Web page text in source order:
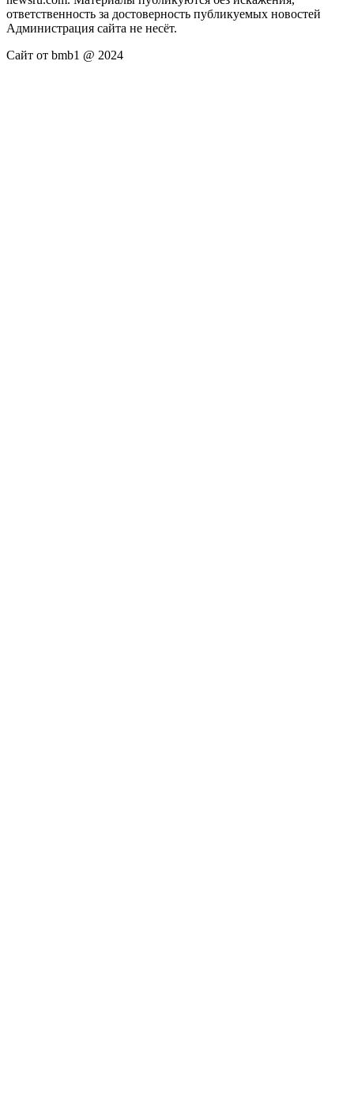
ответственность за достоверность публикуемых новостей
Администрация сайта не несёт.
Сайт от bmb1 @ 2024